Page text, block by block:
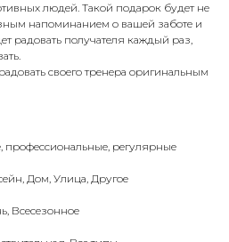
людей. Такой подарок будет не
напоминанием о вашей заботе и
радовать получателя каждый раз,
своего тренера оригинальным
регулярные
Дом, Улица, Другое
Всесезонное